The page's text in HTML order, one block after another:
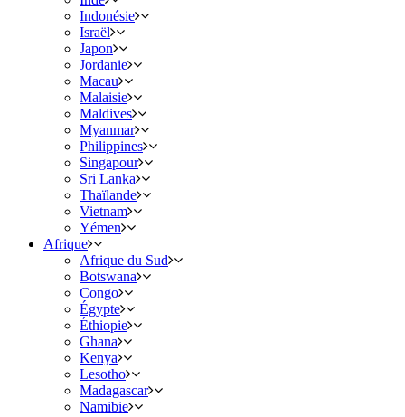
Indonésie
Israël
Japon
Jordanie
Macau
Malaisie
Maldives
Myanmar
Philippines
Singapour
Sri Lanka
Thaïlande
Vietnam
Yémen
Afrique
Afrique du Sud
Botswana
Congo
Égypte
Éthiopie
Ghana
Kenya
Lesotho
Madagascar
Namibie